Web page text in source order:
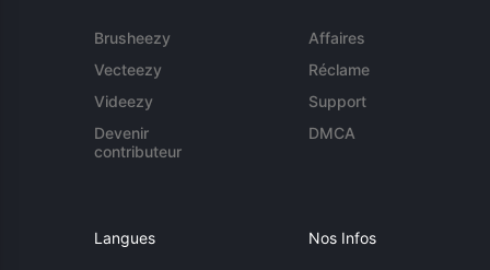
Brusheezy
Vecteezy
Videezy
Devenir
contributeur
Affaires
Réclame
Support
DMCA
Langues Nos Infos